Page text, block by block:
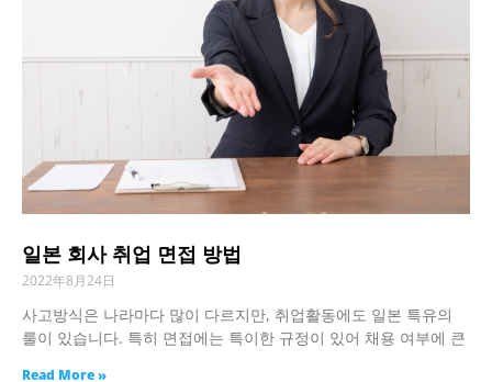
일본 회사 취업 면접 방법
2022年8月24日
사고방식은 나라마다 많이 다르지만, 취업활동에도 일본 특유의
룰이 있습니다. 특히 면접에는 특이한 규정이 있어 채용 여부에 큰
Read More »